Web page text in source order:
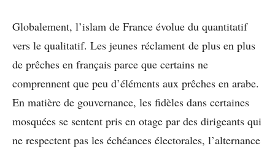
Globalement, l’islam de France évolue du quantitatif
vers le qualitatif. Les jeunes réclament de plus en plus
de prêches en français parce que certains ne
comprennent que peu d’éléments aux prêches en arabe.
En matière de gouvernance, les fidèles dans certaines
mosquées se sentent pris en otage par des dirigeants qui
ne respectent pas les échéances électorales, l’alternance